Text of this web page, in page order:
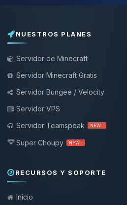
NUESTROS PLANES
Servidor de Minecraft
Servidor Minecraft Gratis
Servidor Bungee / Velocity
Servidor VPS
Servidor Teamspeak
NEW !
Super Choupy NEW !
RECURSOS Y SOPORTE
Inicio